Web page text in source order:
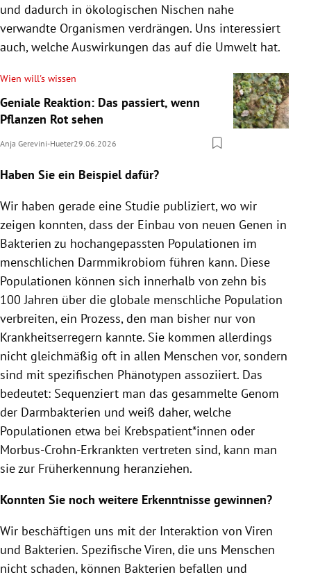
und dadurch in ökologischen Nischen nahe
verwandte Organismen verdrängen. Uns interessiert
auch, welche Auswirkungen das auf die Umwelt hat.
Wien will's wissen
Geniale Reaktion: Das passiert, wenn
Pflanzen Rot sehen
Anja Gerevini-Hueter29.06.2026
Haben Sie ein Beispiel dafür?
Wir haben gerade eine Studie publiziert, wo wir
zeigen konnten, dass der Einbau von neuen Genen in
Bakterien zu hochangepassten Populationen im
menschlichen Darmmikrobiom führen kann. Diese
Populationen können sich innerhalb von zehn bis
100 Jahren über die globale menschliche Population
verbreiten, ein Prozess, den man bisher nur von
Krankheitserregern kannte. Sie kommen allerdings
nicht gleichmäßig oft in allen Menschen vor, sondern
sind mit spezifischen Phänotypen assoziiert. Das
bedeutet: Sequenziert man das gesammelte Genom
der Darmbakterien und weiß daher, welche
Populationen etwa bei Krebspatient*innen oder
Morbus-Crohn-Erkrankten vertreten sind, kann man
sie zur Früherkennung heranziehen.
Konnten Sie noch weitere Erkenntnisse gewinnen?
Wir beschäftigen uns mit der Interaktion von Viren
und Bakterien. Spezifische Viren, die uns Menschen
nicht schaden, können Bakterien befallen und